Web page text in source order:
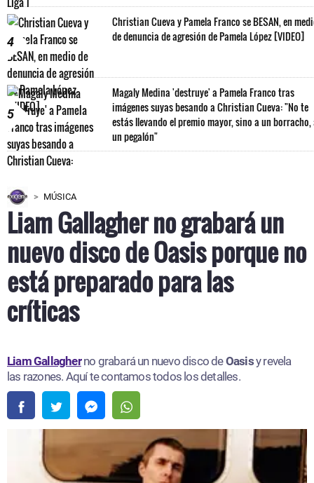
4
Christian Cueva y Pamela Franco se BESAN, en
de denuncia de agresión de Pamela López [VIDEO]
5
Magaly Medina 'destruye' a Pamela Franco tras
imágenes suyas besando a Christian Cueva: "No te
estás llevando el premio mayor, sino a un borracho,
un pegalón"
MÚSICA
Liam Gallagher no grabará un
nuevo disco de Oasis porque no
está preparado para las
críticas
Liam Gallagherno grabará un nuevo disco deOasisy revela
las razones. Aquí te contamos todos los detalles.